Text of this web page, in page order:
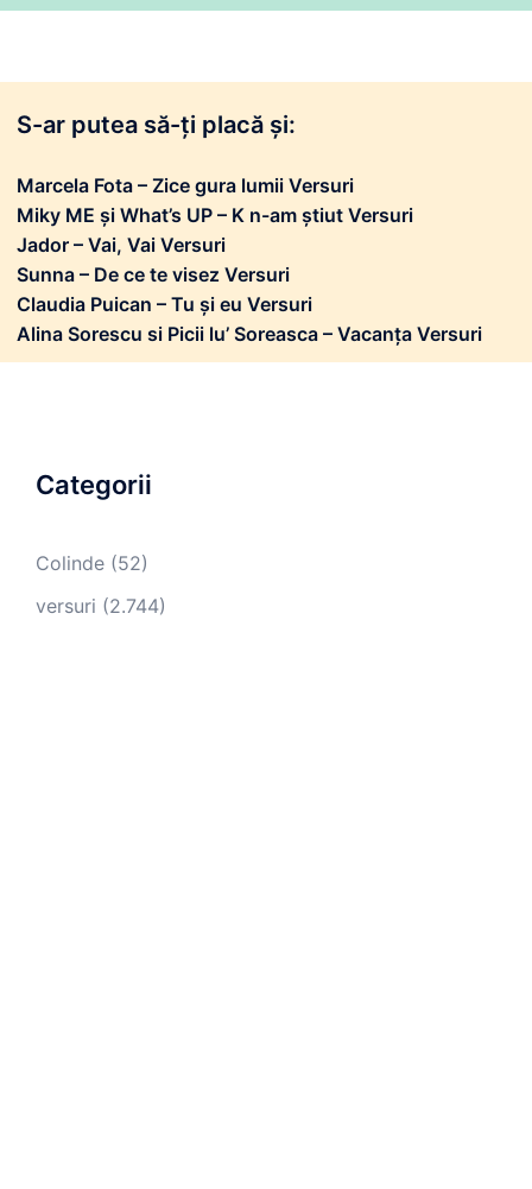
S-ar putea să-ți placă și:
Marcela Fota – Zice gura lumii Versuri
Miky ME și What’s UP – K n-am știut Versuri
Jador – Vai, Vai Versuri
Sunna – De ce te visez Versuri
Claudia Puican – Tu și eu Versuri
Alina Sorescu si Picii lu’ Soreasca – Vacanța Versuri
Categorii
Colinde (52)
versuri (2.744)